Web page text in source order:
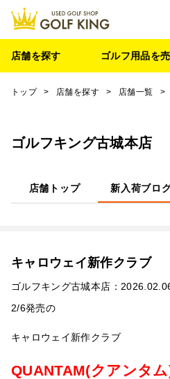
店舗を探す ゴルフ用品を
トップ > 店舗を探す > 店舗一覧 >
ゴルフキング古城本店
店舗トップ 新入荷ブロ
キャロウェイ新作クラブ
ゴルフキング古城本店：
2/6発売の
キャロウェイ新作クラブ
QUANTAM(クアンタ